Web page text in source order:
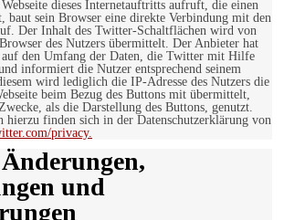
dieses Internetauftritts aufruft, die einen
baut sein Browser eine direkte Verbindung mit den
Der Inhalt des Twitter-Schaltflächen wird von
des Nutzers übermittelt. Der Anbieter hat
auf den Umfang der Daten, die Twitter mit Hilfe
informiert die Nutzer entsprechend seinem
wird lediglich die IP-Adresse des Nutzers die
beim Bezug des Buttons mit übermittelt,
als die Darstellung des Buttons, genutzt.
hierzu finden sich in der Datenschutzerklärung von
privacy.
und